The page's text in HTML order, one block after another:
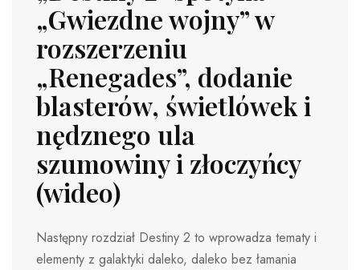
„Gwiezdne wojny” w
rozszerzeniu
„Renegades”, dodanie
blasterów, świetlówek i
nędznego ula
szumowiny i złoczyńcy
(wideo)
Następny rozdział Destiny 2 to wprowadza tematy i
elementy z galaktyki daleko, daleko bez łamania